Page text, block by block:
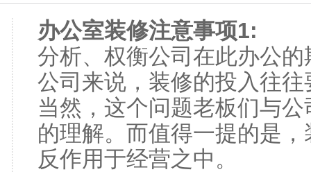
办公室装修注意事项1:
分析、权衡公司在此办公
公司来说，装修的投入往
当然，这个问题老板们与
的理解。而值得一提的是
反作用于经营之中。